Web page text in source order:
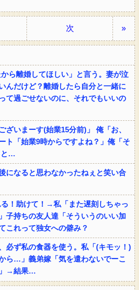
次 »
ら離婚してほしい」と言う。妻が泣
んだけど？離婚したら自分と一緒に
て過ごせないのに、それでもいいの
ざいまーす(始業15分前)」 俺「お、
ト「始業9時からですよね？」俺「そ
と…
になると思わなかったねぇと笑い合
！助けて！→私「また遅刻しちゃっ
子持ちの友人達「そういうのいい加
これって独女への僻み？
必ず私の食器を使う。私「(キモッ！)
ら…」義弟嫁「気を遣わないでーこ
」→結果…